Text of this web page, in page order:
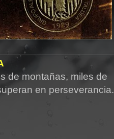
de montañas, miles de
en perseverancia.